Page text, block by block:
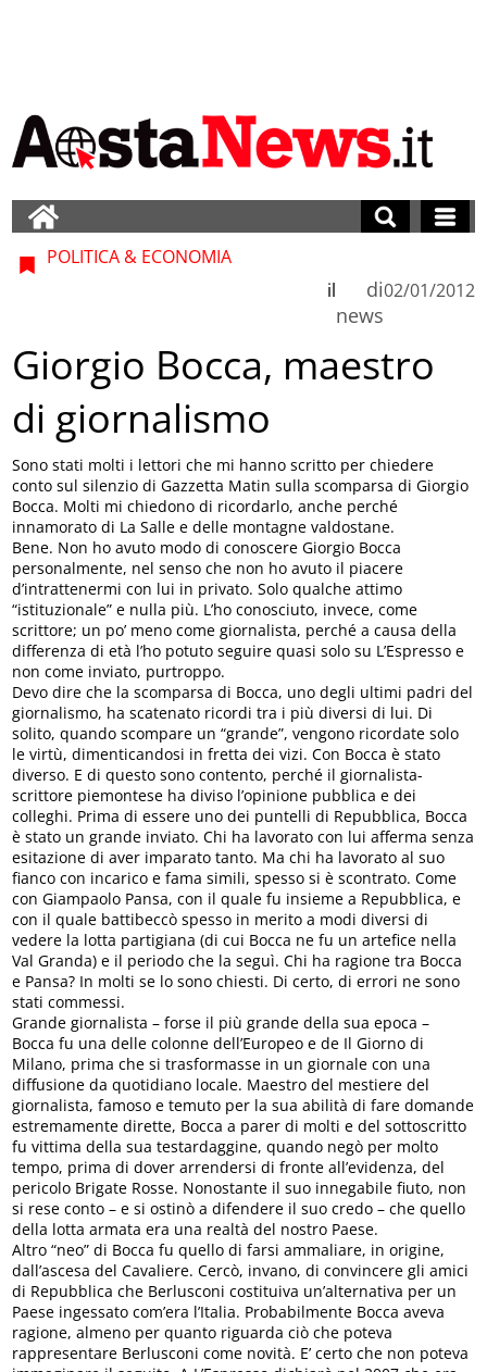
POLITICA & ECONOMIA
di
news
il 02/01/2012
Giorgio Bocca, maestro
di giornalismo
Sono stati molti i lettori che mi hanno scritto per chiedere
conto sul silenzio di Gazzetta Matin sulla scomparsa di Giorgio
Bocca. Molti mi chiedono di ricordarlo, anche perché
innamorato di La Salle e delle montagne valdostane.
Bene. Non ho avuto modo di conoscere Giorgio Bocca
personalmente, nel senso che non ho avuto il piacere
d’intrattenermi con lui in privato. Solo qualche attimo
“istituzionale” e nulla più. L’ho conosciuto, invece, come
scrittore; un po’ meno come giornalista, perché a causa della
differenza di età l’ho potuto seguire quasi solo su L’Espresso e
non come inviato, purtroppo.
Devo dire che la scomparsa di Bocca, uno degli ultimi padri del
giornalismo, ha scatenato ricordi tra i più diversi di lui. Di
solito, quando scompare un “grande”, vengono ricordate solo
le virtù, dimenticandosi in fretta dei vizi. Con Bocca è stato
diverso. E di questo sono contento, perché il giornalista-
scrittore piemontese ha diviso l’opinione pubblica e dei
colleghi. Prima di essere uno dei puntelli di Repubblica, Bocca
è stato un grande inviato. Chi ha lavorato con lui afferma senza
esitazione di aver imparato tanto. Ma chi ha lavorato al suo
fianco con incarico e fama simili, spesso si è scontrato. Come
con Giampaolo Pansa, con il quale fu insieme a Repubblica, e
con il quale battibeccò spesso in merito a modi diversi di
vedere la lotta partigiana (di cui Bocca ne fu un artefice nella
Val Granda) e il periodo che la seguì. Chi ha ragione tra Bocca
e Pansa? In molti se lo sono chiesti. Di certo, di errori ne sono
stati commessi.
Grande giornalista – forse il più grande della sua epoca –
Bocca fu una delle colonne dell’Europeo e de Il Giorno di
Milano, prima che si trasformasse in un giornale con una
diffusione da quotidiano locale. Maestro del mestiere del
giornalista, famoso e temuto per la sua abilità di fare domande
estremamente dirette, Bocca a parer di molti e del sottoscritto
fu vittima della sua testardaggine, quando negò per molto
tempo, prima di dover arrendersi di fronte all’evidenza, del
pericolo Brigate Rosse. Nonostante il suo innegabile fiuto, non
si rese conto – e si ostinò a difendere il suo credo – che quello
della lotta armata era una realtà del nostro Paese.
Altro “neo” di Bocca fu quello di farsi ammaliare, in origine,
dall’ascesa del Cavaliere. Cercò, invano, di convincere gli amici
di Repubblica che Berlusconi costituiva un’alternativa per un
Paese ingessato com’era l’Italia. Probabilmente Bocca aveva
ragione, almeno per quanto riguarda ciò che poteva
rappresentare Berlusconi come novità. E’ certo che non poteva